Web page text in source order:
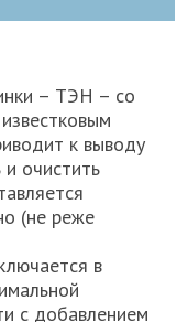
– ТЭН – со
к выводу
и очистить
(не реже
в
с добавлением